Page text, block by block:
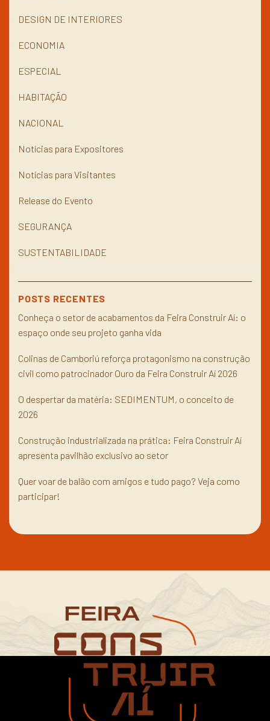
DESIGN DE INTERIORES
ECONOMIA
ESPECIAL
HABITAÇÃO
NACIONAL
Notícias para Expositores
Notícias para Visitantes
Release do Evento
SEGURANÇA
SUSTENTABILIDADE
POSTS RECENTES
Conheça o setor de acabamentos da Feira Construir Aí: o
espaço onde seu projeto ganha vida
Colinas de Camboriú reforça protagonismo na construção
civil como patrocinador Ouro da Feira Construir Aí 2026
O despertar da matéria: SEDIMENTUM, o conceito de
2026
Construção industrializada na prática: Feira Construir Aí
apresenta pavilhão exclusivo ao setor
Quer voar de balão com amigos e tudo pago? Veja como
participar!